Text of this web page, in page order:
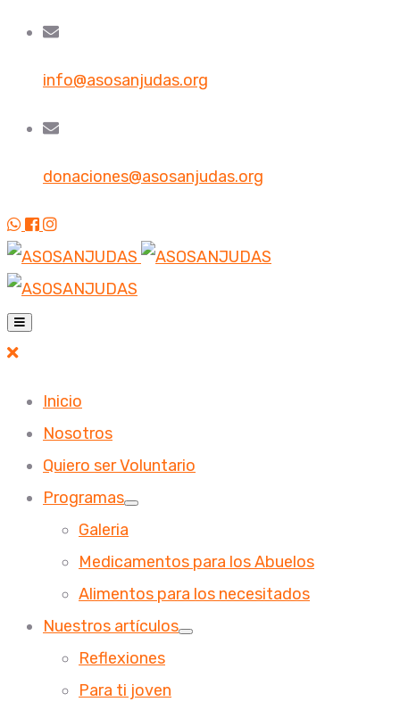
info@asosanjudas.org
donaciones@asosanjudas.org
Inicio
Nosotros
Quiero ser Voluntario
Programas
Galeria
Medicamentos para los Abuelos
Alimentos para los necesitados
Nuestros artículos
Reflexiones
Para ti joven